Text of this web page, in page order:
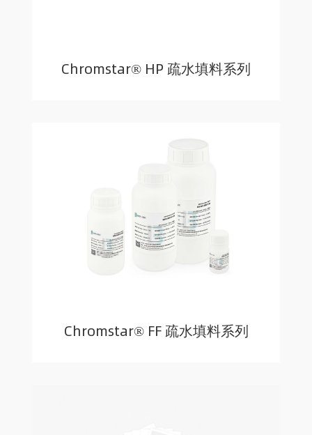
Chromstar® HP 疏水填料系列
Chromstar® FF 疏水填料系列